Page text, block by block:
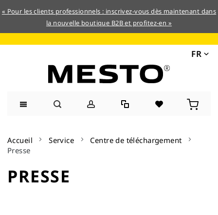
« Pour les clients professionnels : inscrivez-vous dès maintenant dans
la nouvelle boutique B2B et profitez-en »
FR
contenu
Accueil Service
Centre de téléchargement
Presse
PRESSE